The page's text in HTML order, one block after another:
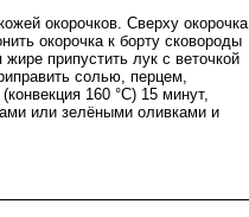
окорочков. Сверху окорочка
окорочка к борту сковороды
припустить лук с веточкой
солью, перцем,
160 °С) 15 минут,
или зелёными оливками и